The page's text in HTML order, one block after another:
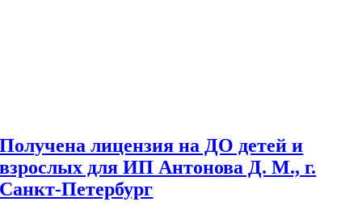
Получена лицензия на ДО детей и
взрослых для ИП Антонова Д. М., г.
Санкт-Петербург